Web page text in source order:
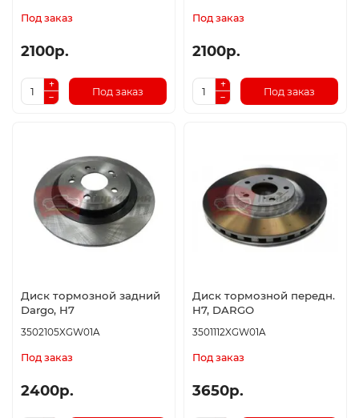
Под заказ
2100р.
Под заказ
Под заказ
2100р.
Под заказ
Диск тормозной задний
Dargo, H7
3502105XGW01A
Под заказ
2400р.
Диск тормозной передн.
H7, DARGO
3501112XGW01A
Под заказ
3650р.